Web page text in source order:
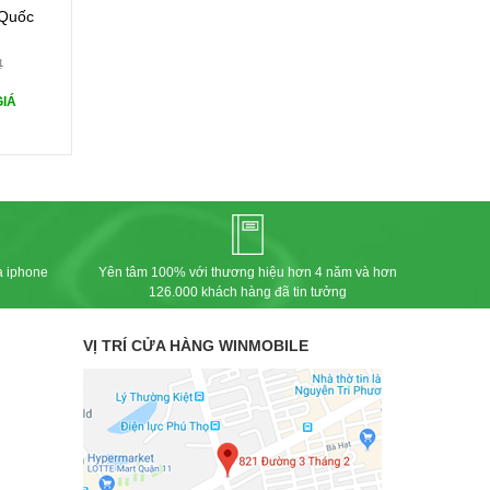
10D
iphone
Yên tâm 100% với thương hiệu hơn 4 năm và hơn
126.000 khách hàng đã tin tưởng
VỊ TRÍ CỬA HÀNG WINMOBILE